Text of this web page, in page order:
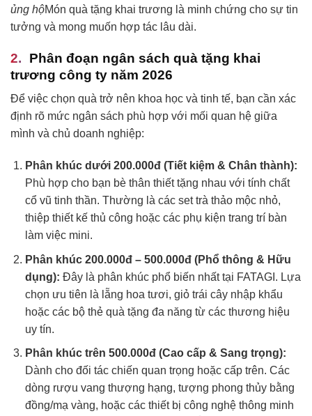
ủng hộMón quà tặng khai trương là minh chứng cho sự tin
tưởng và mong muốn hợp tác lâu dài.
Phân đoạn ngân sách quà tặng khai
trương công ty năm 2026
Để việc chọn quà trở nên khoa học và tinh tế, bạn cần xác
định rõ mức ngân sách phù hợp với mối quan hệ giữa
mình và chủ doanh nghiệp:
Phân khúc dưới 200.000đ (Tiết kiệm & Chân thành):
Phù hợp cho bạn bè thân thiết tặng nhau với tính chất
cổ vũ tinh thần. Thường là các set trà thảo mộc nhỏ,
thiệp thiết kế thủ công hoặc các phụ kiện trang trí bàn
làm việc mini.
Phân khúc 200.000đ – 500.000đ (Phổ thông & Hữu
dụng): Đây là phân khúc phổ biến nhất tại FATAGI. Lựa
chọn ưu tiên là lẵng hoa tươi, giỏ trái cây nhập khẩu
hoặc các bộ thẻ quà tặng đa năng từ các thương hiệu
uy tín.
Phân khúc trên 500.000đ (Cao cấp & Sang trọng):
Dành cho đối tác chiến quan trọng hoặc cấp trên. Các
dòng rượu vang thượng hạng, tượng phong thủy bằng
đồng/mạ vàng, hoặc các thiết bị công nghệ thông minh